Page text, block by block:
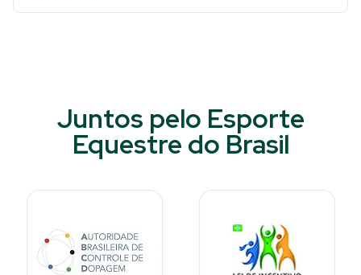
Juntos pelo Esporte
Equestre do Brasil